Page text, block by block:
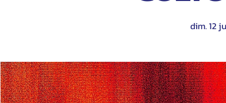
dim. 12